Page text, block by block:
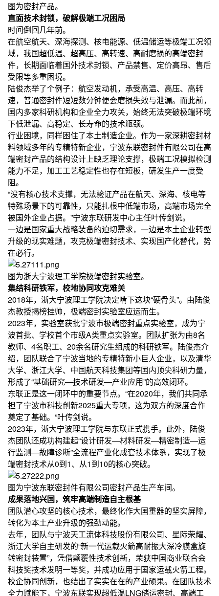
图为密封产品。
直面技术封锁，破解极端工况困局
时间倒回几年前。
在航空航天、深海探测、核电能源、低温储运等极端工况领
域，我国超低温、超高压、高转速、高耐磨损的高端密封
件，长期面临着国外技术封锁、产品禁售、定价高昂、售后
受限等多重困境。
陆俊杰举了个例子：航空发动机，承受高温、高压、高转
速，普通密封件短短数分钟便会磨损失效与泄漏。而此前，
国内多家科研机构和企业全力攻关，始终无法突破极端环境
下低泄漏、高稳定、长寿命的技术瓶颈。
行业困境，同样困住了本土制造企业。作为一家深耕密封材
料领域多年的专精特新企业，宁波东联密封件有限公司在高
端密封产品的结构设计上缺乏理论支撑，极端工况模拟检测
能力不足，加工工艺稳定性也存在短板，研发生产一度受
阻。
“没有核心技术支撑，无法验证产品在航天、深海、核电等
特殊场景下的可靠性，只能扎根中低端市场，高端市场完全
被国外企业占据。”宁波东联研发中心主任叶传剑说。
一边是国家重大战略装备的迫切需求，一边是本土企业转型
升级的现实难题，攻克极端密封技术、实现国产化替代，势
在必行。
图为浙大宁波理工学院极端密封实验室。
集结科研铁军，校地协同攻克难关
2018年，浙大宁波理工学院决定啃下这块“硬骨头”。由陆俊
杰教授揭榜挂帅，极端密封实验室应运而生。
2023年，实验室获批宁波市极端密封重点实验室，成为宁
波首批、学校首个市级A类重点实验室。团队扩张为由8名
教师、4名职工、20余名研究生组成的科研铁军。陆俊杰介
绍，团队联合了宁波当地的专精特新小巨人企业，以及清华
大学、浙江大学、中国航天科技集团等国内顶尖科研力量，
形成了“基础研究—技术研发—产业应用”的高效闭环。
东联正是这一闭环中的重要节点。“在2020年，我们共同承
担了宁波市科技创新2025重大专项，这为双方的深度合作
奠定了基础。”叶传剑说。
2023年，浙大宁波理工学院与东联正式携手。此外，陆俊
杰团队还成功构建起“设计研发—材料研发—精密制造—运
行监测—故障诊断”全流程产业化成套技术体系，实现了极
端密封技术从0到1、从1到10的核心突破。
图为宁波东联密封件有限公司密封产品生产车间。
成果落地兴国，筑牢高端制造自主根基
团队潜心攻坚的核心技术，最终化作大国重器的坚实屏障，
转化为本土产业升级的强劲动能。
去年，团队与宁波天工流体科技股份有限公司、星际荣耀、
浙江大学自主研发的“新一代运载火箭高耐振大深冷膜盒旋
转密封装置”，凭借颠覆性技术创新，荣获中国商业联合会
科技奖技术发明一等奖，并成功应用于国家运载火箭工程。
校企协同创新，也结出了实实在在的产业硕果。在团队技术
全力赋能下，宁波东联实现超低温LNG储运密封、高端工